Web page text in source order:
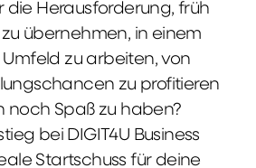
die Herausforderung, früh
übernehmen, in einem
zu arbeiten, von
zu profitieren
noch Spaß zu haben?
bei DIGIT4U Business
Startschuss für deine